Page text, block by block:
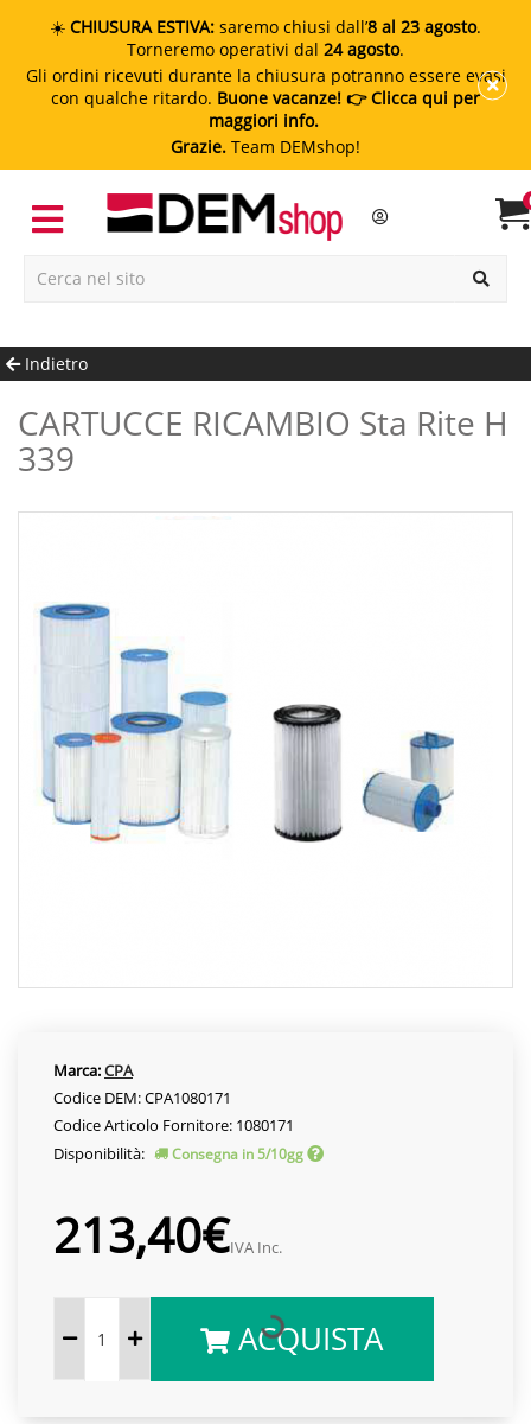
☀️ CHIUSURA ESTIVA: saremo chiusi dall’8 al 23 agosto.
Torneremo operativi dal 24 agosto.
Gli ordini ricevuti durante la chiusura potranno essere evasi
con qualche ritardo. Buone vacanze! 👉 Clicca qui per
maggiori info.
Grazie. Team DEMshop!
Indietro
CARTUCCE RICAMBIO Sta Rite H
339
Marca:CPA
Codice DEM: CPA1080171
Codice Articolo Fornitore: 1080171
Disponibilità:
Consegna in 5/10gg
213,40€IVA Inc.
ACQUISTA